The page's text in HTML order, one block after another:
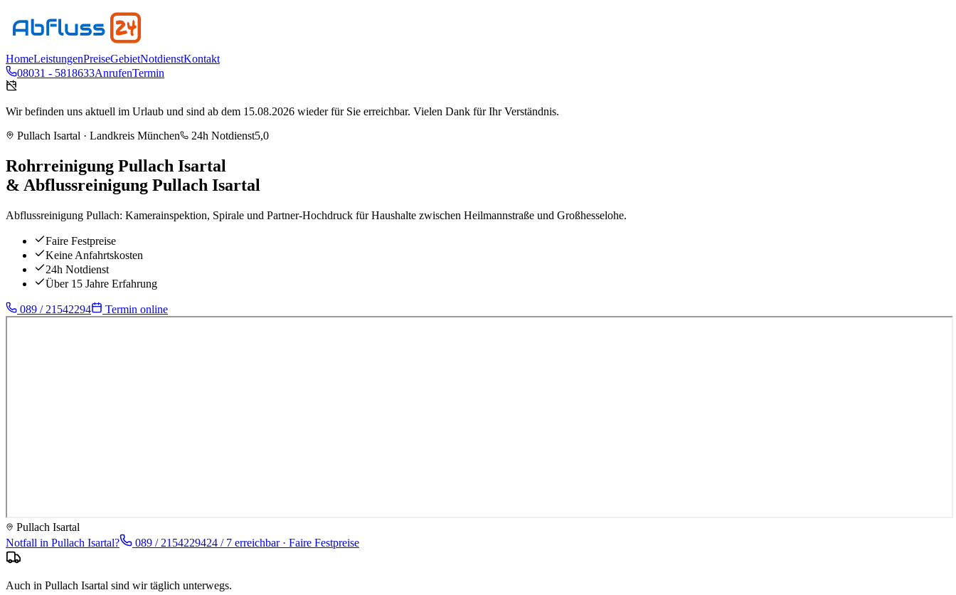
HomeLeistungenPreiseGebietNotdienstKontakt
08031 - 5818633AnrufenTermin
Wir befinden uns aktuell im Urlaub und sind ab dem 15.08.2026 wieder für Sie erreichbar. Vielen Dank für Ihr Verständnis.
Pullach Isartal · Landkreis München 24h Notdienst5,0
Rohrreinigung Pullach Isartal
& Abflussreinigung Pullach Isartal
Abflussreinigung Pullach: Kamerainspektion, Spirale und Partner-Hochdruck für Haushalte zwischen Heilmannstraße und Großhesselohe.
Faire Festpreise
Keine Anfahrtskosten
24h Notdienst
Über 15 Jahre Erfahrung
089 / 21542294 Termin online
Pullach Isartal
Notfall in Pullach Isartal? 089 / 2154229424 / 7 erreichbar · Faire Festpreise
Auch in Pullach Isartal sind wir täglich unterwegs.